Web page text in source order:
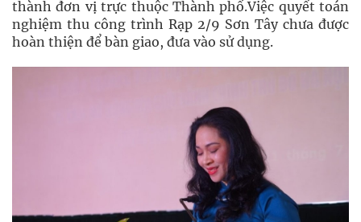
thành đơn vị trực thuộc Thành phố.Việc quyết toán
nghiệm thu công trình Rạp 2/9 Sơn Tây chưa được
hoàn thiện để bàn giao, đưa vào sử dụng.